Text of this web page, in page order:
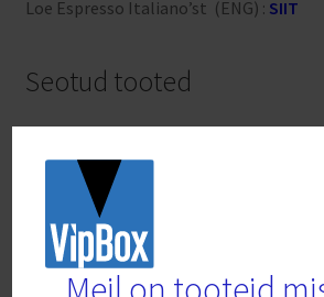
Loe Espresso Italiano’st (ENG) : SIIT
Seotud tooted